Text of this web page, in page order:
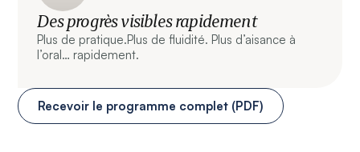
Des progrès visibles rapidement
Plus de pratique.Plus de fluidité. Plus d’aisance à
l’oral… rapidement.
Recevoir le programme complet (PDF)